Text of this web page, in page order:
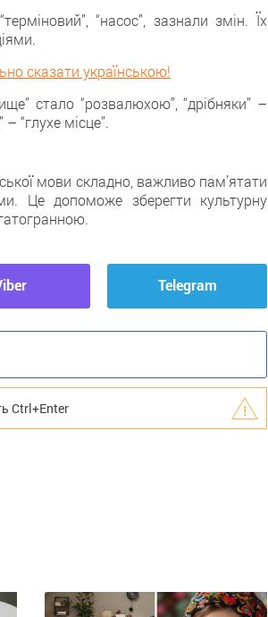
“насос”, зазнали змін. Їх
сказати українською!
стало “розвалюхою”, “дрібняки” –
– “глухе місце”.
мови складно, важливо пам’ятати
Це допоможе зберегти культурну
Telegram
Ctrl+Enter